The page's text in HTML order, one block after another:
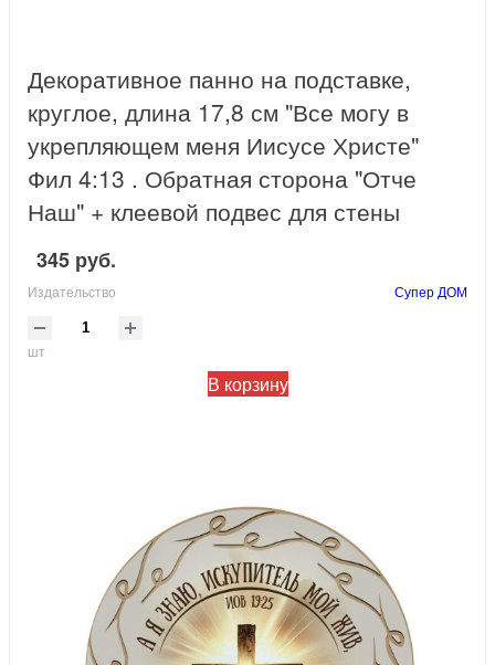
Декоративное панно на подставке,
круглое, длина 17,8 см "Все могу в
укрепляющем меня Иисусе Христе"
Фил 4:13 . Обратная сторона "Отче
Наш" + клеевой подвес для стены
345 руб.
Издательство Супер ДОМ
шт
В корзину